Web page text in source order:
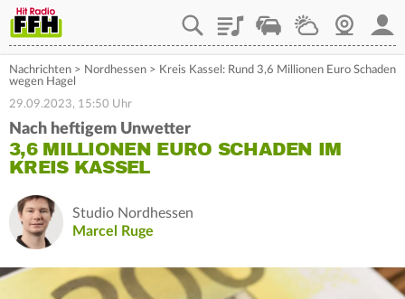
PlaylistStaupilotWetterWebcam
Nachrichten > Nordhessen > Kreis Kassel: Rund 3,6 Millionen Euro Schaden
wegen Hagel
29.09.2023, 15:50 Uhr
Nach heftigem Unwetter
3,6 MILLIONEN EURO SCHADEN IM
KREIS KASSEL
Studio Nordhessen
Marcel Ruge